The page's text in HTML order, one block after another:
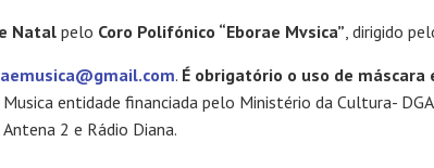
Natalpelo Coro Polifónico “Eborae Mvsica”, dirigido
. É obrigatório o uso de
entidade financiada pelo Ministério da Cultura-
2 e Rádio Diana.